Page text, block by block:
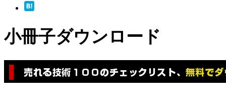
小冊子ダウンロード